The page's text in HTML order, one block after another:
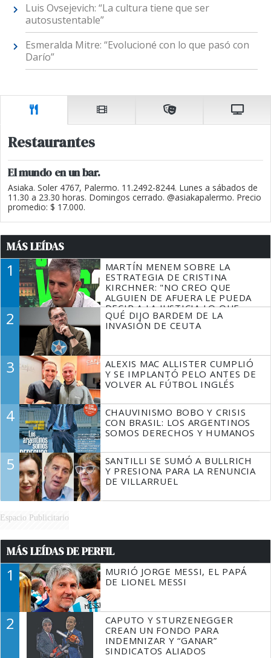
Luis Ovsejevich: “La cultura tiene que ser
autosustentable”
Esmeralda Mitre: “Evolucioné con lo que pasó con
Darío”
Restaurantes
El mundo en un bar.
Asiaka. Soler 4767, Palermo. 11.2492-8244. Lunes a sábados de
11.30 a 23.30 horas. Domingos cerrado. @asiakapalermo. Precio
promedio: $ 17.000.
MÁS LEÍDAS
1
MARTÍN MENEM SOBRE LA
ESTRATEGIA DE CRISTINA
KIRCHNER: "NO CREO QUE
ALGUIEN DE AFUERA LE PUEDA
DECIR A LA JUSTICIA LO QUE
TIENE QUE HACER"
2
QUÉ DIJO BARDEM DE LA
INVASIÓN DE CEUTA
3
ALEXIS MAC ALLISTER CUMPLIÓ
Y SE IMPLANTÓ PELO ANTES DE
VOLVER AL FÚTBOL INGLÉS
4
CHAUVINISMO BOBO Y CRISIS
CON BRASIL: LOS ARGENTINOS
SOMOS DERECHOS Y HUMANOS
5
SANTILLI SE SUMÓ A BULLRICH
Y PRESIONA PARA LA RENUNCIA
DE VILLARRUEL
Espacio Publicitario
MÁS LEÍDAS DE PERFIL
1
MURIÓ JORGE MESSI, EL PAPÁ
DE LIONEL MESSI
2
CAPUTO Y STURZENEGGER
CREAN UN FONDO PARA
INDEMNIZAR Y “GANAR”
SINDICATOS ALIADOS